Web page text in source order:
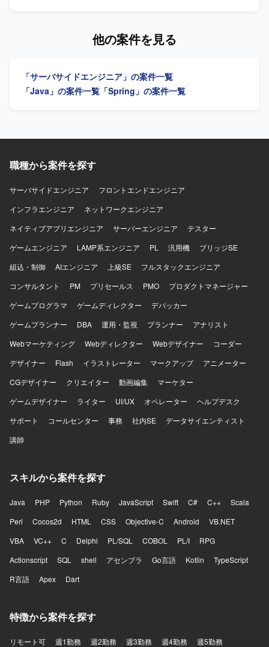
た開発を行っていただきます。
ントエンドではReactおよびTypeScript、Vite、Chakra UIを
だきます。開発環境としてVisual Studio Code、GitHub、
GitHub Actions、OpenAPI Generator（Swagger）を利用
計方針の検討ができ、フットワーク軽くコミュニケーショ
【ポジションの魅力】 モダンな技術スタックを用いた貿易
システム開発に長期で携わることができ、APIファーストな
開発スタイルのもとでバックエンドからフロントエンドま
で幅広い経験を積むことができます。 【開発環境】
OpenAPI 3.0、YAML、Java 25、Spring Boot 3.5.x、
TypeScript、Vite、Chakra UI、Visual Studio Code、
GitHub、GitHub Actions、OpenAPI Generator（Swagger）
他の案件を見る
「サーバサイドエンジニア」の案件一覧
「Java」の案件一覧 「Spring」の案件一覧
職種から案件を探す
サーバサイドエンジニア
フロントエンドエンジニア
インフラエンジニア
ネットワークエンジニア
ネイティブアプリエンジニア
サーバーエンジニア
テスター
ゲームエンジニア
LAMP系エンジニア PL 汎用機
ブリッジSE
組込・制御
AIエンジニア 上級SE
フルスタックエンジニア
コンサルタント
PM プリセールス PMO
プロダクトマネージャー
ゲームプログラマ
ゲームディレクター
デバッカー
ゲームプランナー
DBA 運用・監視 プランナー
アナリスト
Webマーケティング
Webディレクター Webデザイナー
コーダー
デザイナー
Flash イラストレーター マークアップ
アニメーター
CGデザイナー
クリエイター 動画編集
マーケター
ゲームデザイナー
ライター UI/UX オペレーター
ヘルプデスク
サポート
コールセンター 事務 社内SE
データサイエンティスト
講師
スキルから案件を探す
Java PHP Python Ruby JavaScript Swift C# C++
Scala
Perl
Cocos2d HTML CSS Objective-C Android
VB.NET
VBA
VC++ C Delphi PL/SQL COBOL PL/I
RPG
Actionscript
SQL shell アセンブラ Go言語 Kotlin
TypeScript
R言語
Apex Dart
特徴から案件を探す
リモート可 週1勤務 週2勤務 週3勤務 週4勤務 週5勤務